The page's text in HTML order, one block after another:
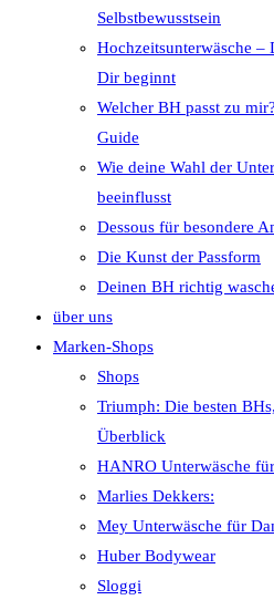
Selbstbewusstsein
Hochzeitsunterwäsche
Dir beginnt
Welcher BH passt zu
Guide
Wie deine Wahl der
beeinflusst
Dessous für besondere
Die Kunst der Passform
Deinen BH richtig
über uns
Marken-Shops
Shops
Triumph: Die besten
Überblick
HANRO Unterwäsche
Marlies Dekkers:
Mey Unterwäsche für
Huber Bodywear
Sloggi